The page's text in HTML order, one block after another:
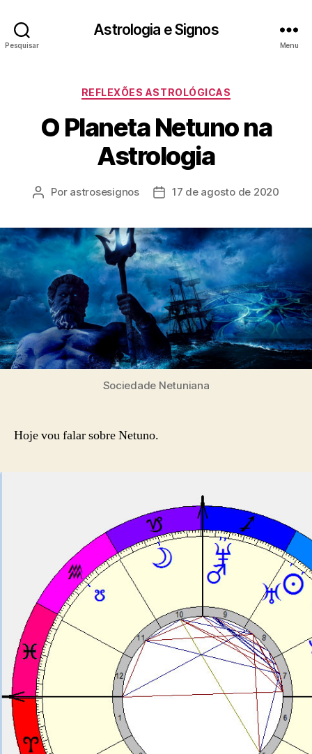
Pesquisar
Astrologia e Signos
Menu
Categorias
REFLEXÕES ASTROLÓGICAS
O Planeta Netuno na
Astrologia
Autor
Por astrosesignos
Data17 de agosto de 2020
Sociedade Netuniana
Hoje vou falar sobre Netuno.